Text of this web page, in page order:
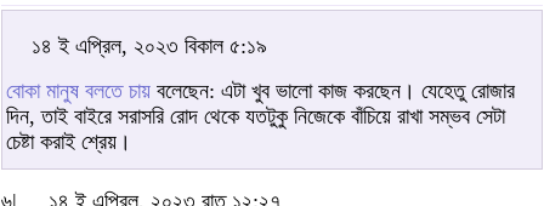
১৪ ই এপ্রিল, ২০২৩ বিকাল ৫:১৯
বোকা মানুষ বলতে চায় বলেছেন: এটা খুব ভালো কাজ করছেন। যেহেতু রোজার
দিন, তাই বাইরে সরাসরি রোদ থেকে যতটুকু নিজেকে বাঁচিয়ে রাখা সম্ভব সেটা
চেষ্টা করাই শ্রেয়।
৬|
১৪ ই এপ্রিল, ২০২৩ রাত ১২:২৭